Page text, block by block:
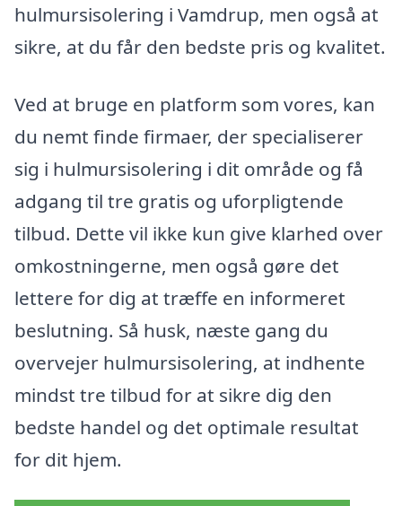
hulmursisolering i Vamdrup, men også at
sikre, at du får den bedste pris og kvalitet.
Ved at bruge en platform som vores, kan
du nemt finde firmaer, der specialiserer
sig i hulmursisolering i dit område og få
adgang til tre gratis og uforpligtende
tilbud. Dette vil ikke kun give klarhed over
omkostningerne, men også gøre det
lettere for dig at træffe en informeret
beslutning. Så husk, næste gang du
overvejer hulmursisolering, at indhente
mindst tre tilbud for at sikre dig den
bedste handel og det optimale resultat
for dit hjem.